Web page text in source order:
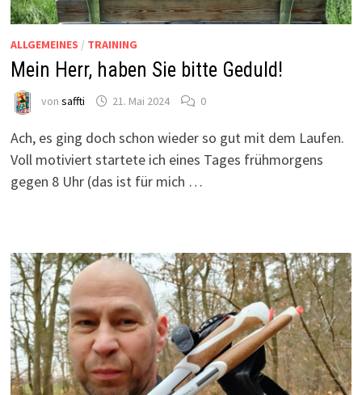
ALLGEMEINES / TRAINING
Mein Herr, haben Sie bitte Geduld!
von saffti 21. Mai 2024 0
Ach, es ging doch schon wieder so gut mit dem Laufen.
Voll motiviert startete ich eines Tages frühmorgens
gegen 8 Uhr (das ist für mich …